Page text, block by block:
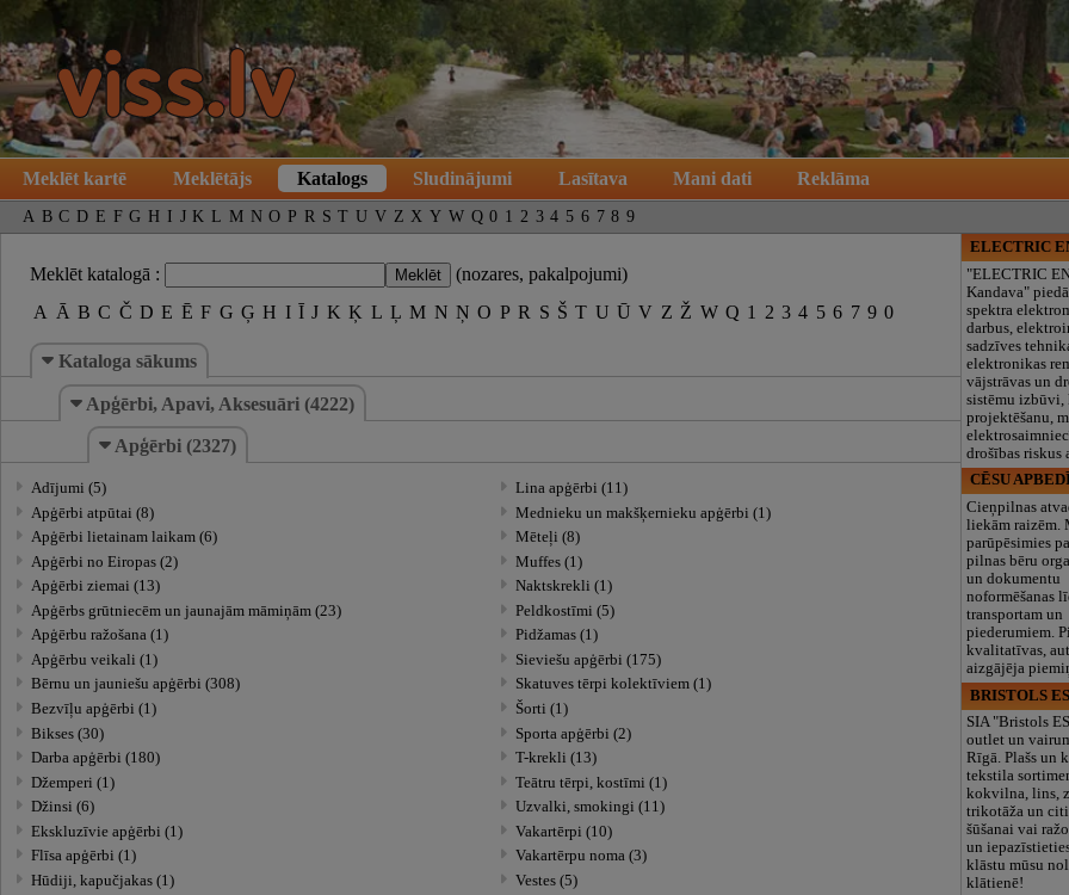
Meklēt kartē Meklētājs Katalogs Sludinājumi Lasītava Mani dati Reklāma
A B C D E F G H I J K L M N O P R S T U V Z X Y W Q 0 1 2 3 4 5 6 7 8 9
Meklēt katalogā :
(nozares, pakalpojumi)
A Ā B C Č D E Ē F G Ģ H I Ī J K Ķ L Ļ M N Ņ O P R S Š T U Ū V Z Ž W Q 1 2 3 4 5 6 7 9 0
Kataloga sākums
Apģērbi, Apavi, Aksesuāri (4222)
Apģērbi (2327)
Adījumi (5)
Apģērbi atpūtai (8)
Apģērbi lietainam laikam (6)
Apģērbi no Eiropas (2)
Apģērbi ziemai (13)
Apģērbs grūtniecēm un jaunajām māmiņām (23)
Apģērbu ražošana (1)
Apģērbu veikali (1)
Bērnu un jauniešu apģērbi (308)
Bezvīļu apģērbi (1)
Bikses (30)
Darba apģērbi (180)
Džemperi (1)
Džinsi (6)
Ekskluzīvie apģērbi (1)
Flīsa apģērbi (1)
Hūdiji, kapučjakas (1)
Lina apģērbi (11)
Mednieku un makšķernieku apģērbi (1)
Mēteļi (8)
Muffes (1)
Naktskrekli (1)
Peldkostīmi (5)
Pidžamas (1)
Sieviešu apģērbi (175)
Skatuves tērpi kolektīviem (1)
Šorti (1)
Sporta apģērbi (2)
T-krekli (13)
Teātru tērpi, kostīmi (1)
Uzvalki, smokingi (11)
Vakartērpi (10)
Vakartērpu noma (3)
Vestes (5)
ELECTRIC
"ELECTRIC
Kandava"
spektra
darbus,
sadzīves
elektronikas
vājstrāvas un
sistēmu izbūvi,
projektēšanu,
drošības riskus
CĒSU
Cieņpilnas
liekām raizēm.
parūpēsimies
pilnas bēru
un dokumentu
noformēšanas
transportam un
piederumiem.
kvalitatīvas,
aizgājēja
BRISTOLS
SIA "Bristols
outlet un
Rīgā. Plašs un
tekstila
kokvilna, lins,
trikotāža un
šūšanai vai
un
klāstu mūsu
klātienē!